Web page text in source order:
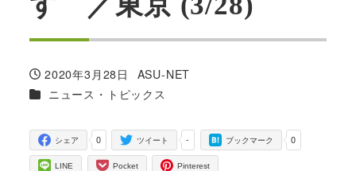
投稿日
2020年3月28日
著
者
ASU-NET
カテゴリー
ニュース・トピックス
0
シェア -
ツイート 0
ブックマーク
LINE Pocket Pinterest